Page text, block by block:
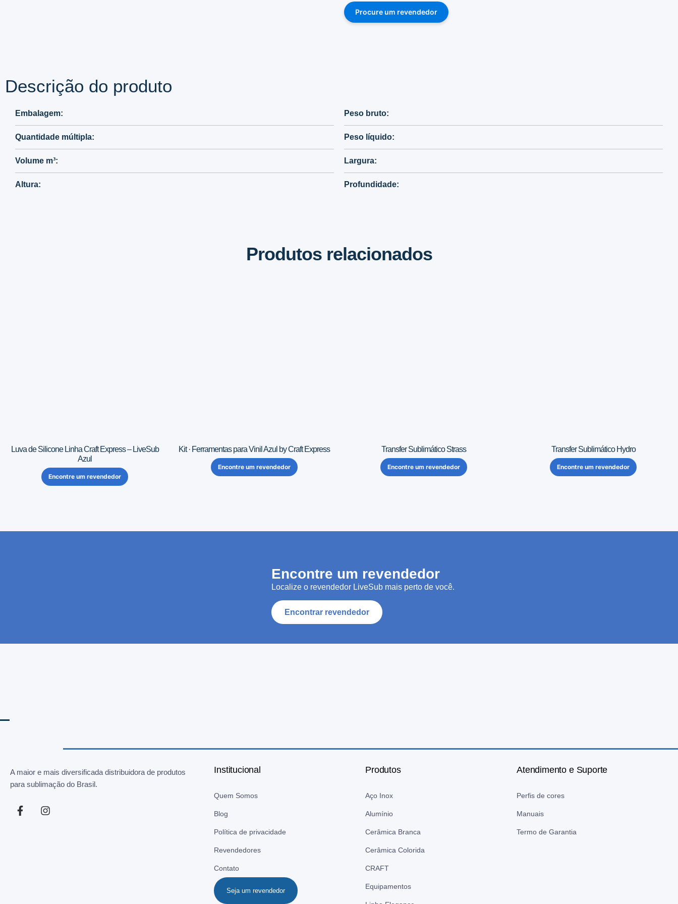
Procure um revendedor
Descrição do produto
Embalagem:
Quantidade múltipla:
Volume m³:
Altura:
Peso bruto:
Peso líquido:
Largura:
Profundidade:
Produtos relacionados
Luva de Silicone Linha Craft Express – LiveSub
Azul
Encontre um revendedor
Kit · Ferramentas para Vinil Azul by Craft Express
Encontre um revendedor
Transfer Sublimático Strass
Encontre um revendedor
Transfer Sublimático Hydro
Encontre um revendedor
Encontre um revendedor
Localize o revendedor LiveSub mais perto de você.
Encontrar revendedor
A maior e mais diversificada distribuidora de produtos
para sublimação do Brasil.
Institucional
Quem Somos
Blog
Política de privacidade
Revendedores
Contato
Seja um revendedor
Produtos
Aço Inox
Alumínio
Cerâmica Branca
Cerâmica Colorida
CRAFT
Equipamentos
Atendimento e Suporte
Perfis de cores
Manuais
Termo de Garantia